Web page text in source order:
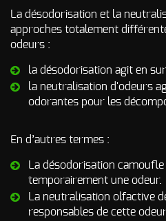
La désodorisation et la
approches totalement
odeurs :
la désodorisation agit en
la neutralisation d'odeurs
odorantes pour les
En d’autres termes :
La désodorisation
temporairement une odeur.
La neutralisation olfactive
responsables de cette